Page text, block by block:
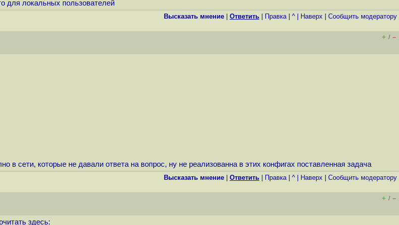
для локальных пользователей
Высказать мнение Ответить Правка| ^ Наверх Cообщить модератору
+ / –
в сети, которые не давали ответа на вопрос, ну не реализованна в этих конфигах поставленная задача
Высказать мнение Ответить Правка| ^ Наверх Cообщить модератору
+ / –
здесь: